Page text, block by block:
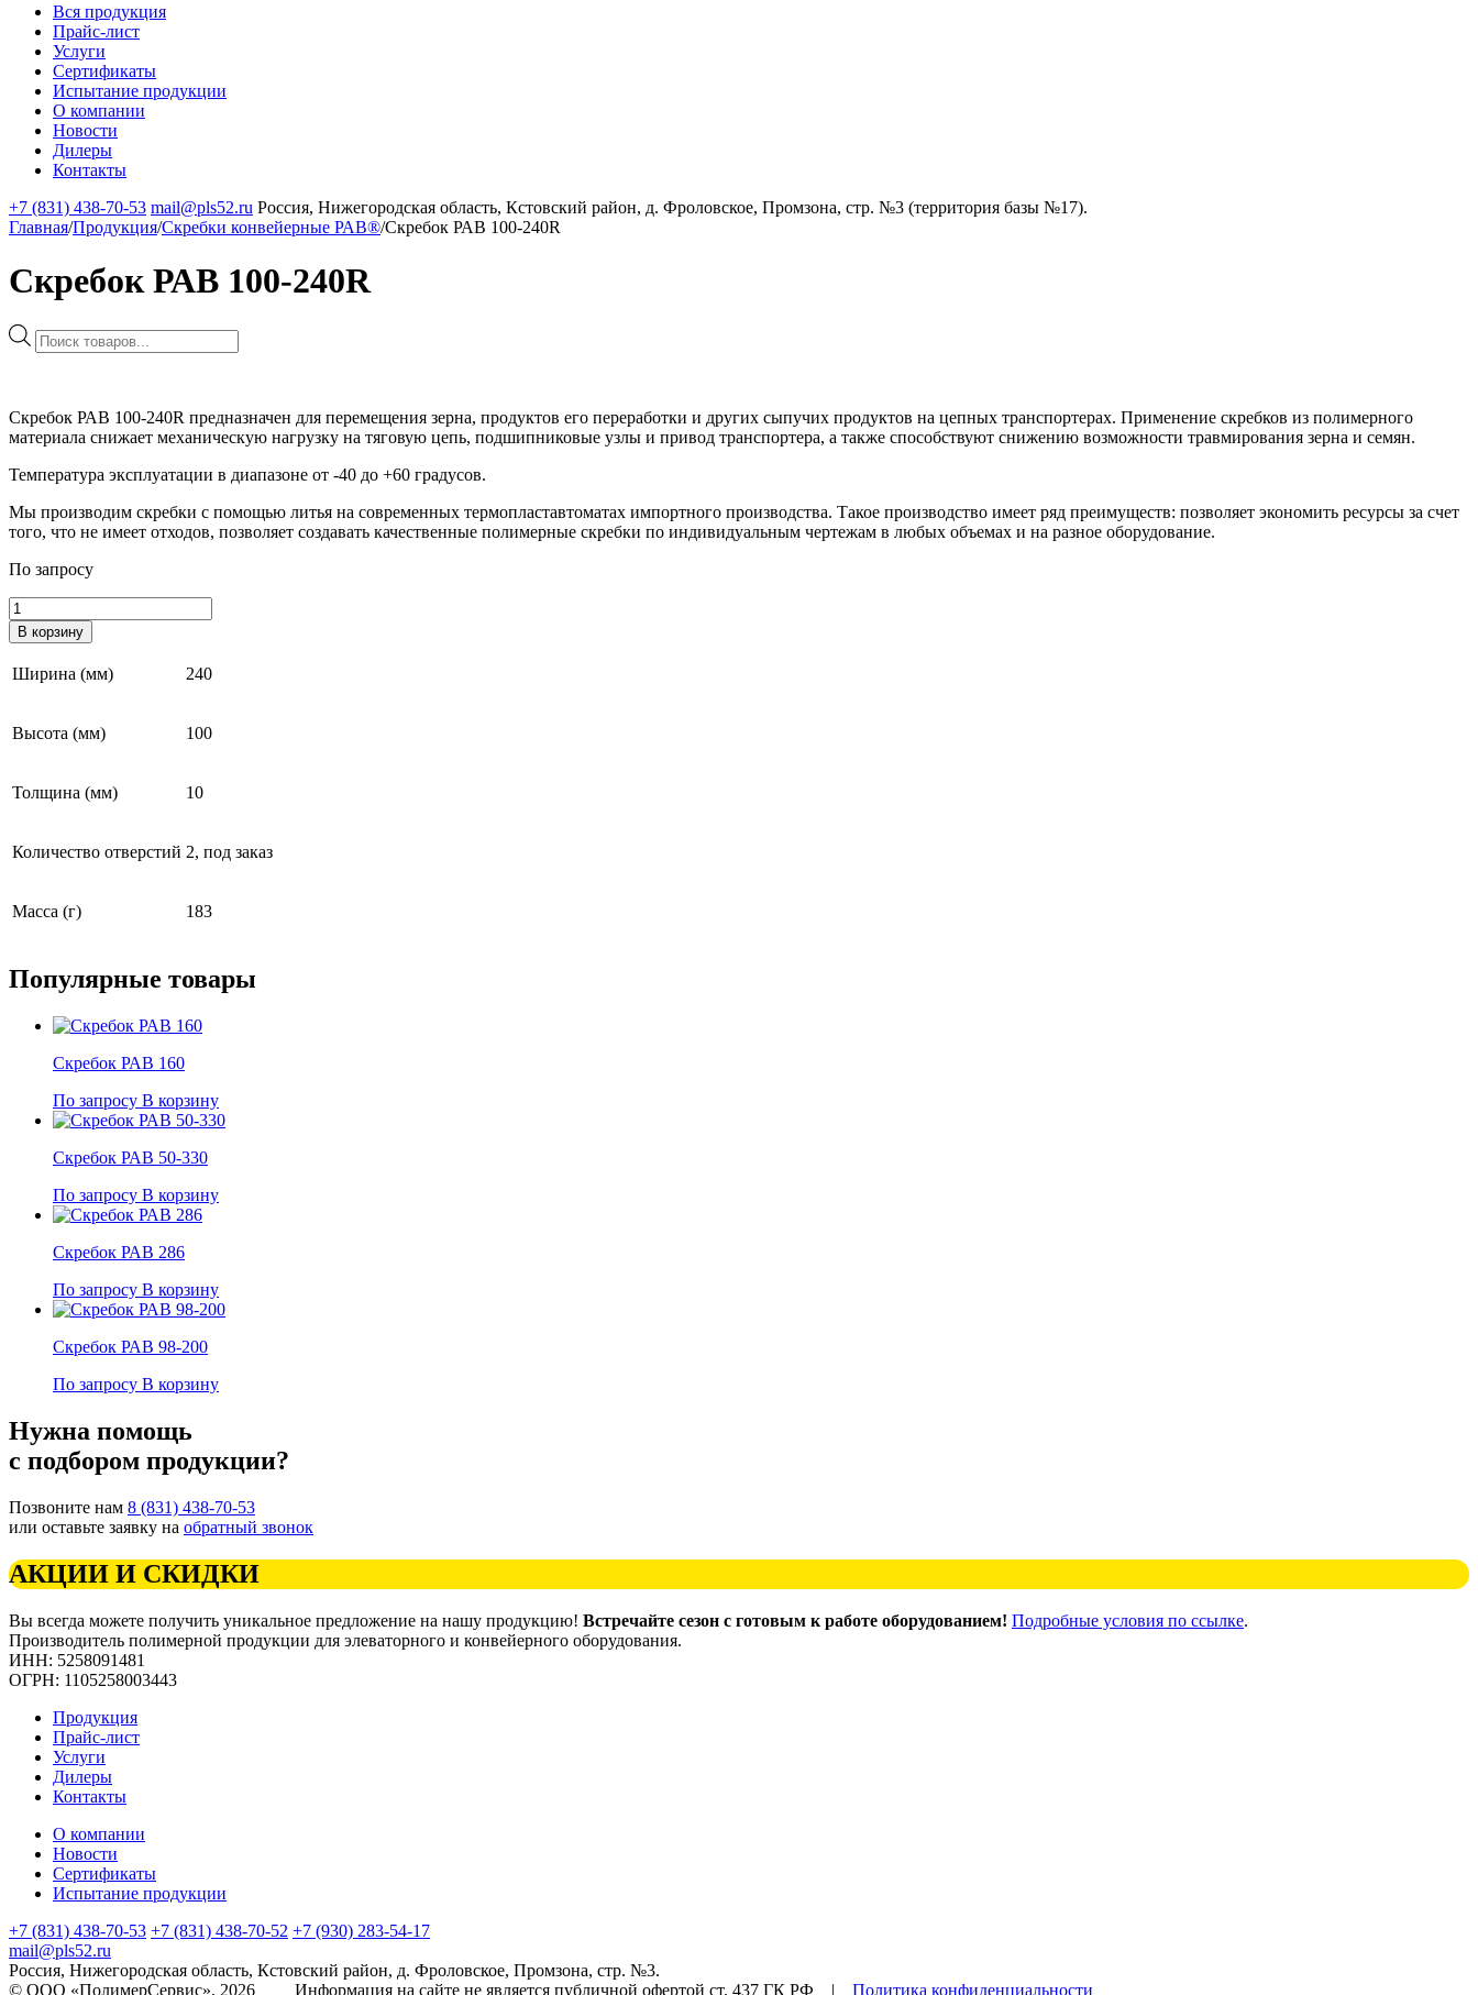
Вся продукция
Прайс-лист
Услуги
Сертификаты
Испытание продукции
О компании
Новости
Дилеры
Контакты
+7 (831) 438-70-53 mail@pls52.ru Россия, Нижегородская область, Кстовский район, д. Фроловское, Промзона, стр. №3 (территория базы №17).
Главная/Продукция/Скребки конвейерные РАВ®/Скребок РАВ 100-240R
Скребок РАВ 100-240R
Поиск
товаров
Скребок РАВ 100-240R предназначен для перемещения зерна, продуктов его переработки и других сыпучих продуктов на цепных транспортерах. Применение скребков из полимерного
материала снижает механическую нагрузку на тяговую цепь, подшипниковые узлы и привод транспортера, а также способствуют снижению возможности травмирования зерна и семян.
Температура эксплуатации в диапазоне от -40 до +60 градусов.
Мы производим скребки с помощью литья на современных термопластавтоматах импортного производства. Такое производство имеет ряд преимуществ: позволяет экономить ресурсы за счет
того, что не имеет отходов, позволяет создавать качественные полимерные скребки по индивидуальным чертежам в любых объемах и на разное оборудование.
По запросу
Количество
товара
Скребок
РАВ
100-
В корзину
Ширина (мм) 240
Высота (мм) 100
Толщина (мм) 10
Количество отверстий 2, под заказ
Масса (г) 183
Популярные товары
Скребок РАВ 160
По запросу В корзину
Скребок РАВ 50-330
По запросу В корзину
Скребок РАВ 286
По запросу В корзину
Скребок РАВ 98-200
По запросу В корзину
Нужна помощь
с подбором продукции?
Позвоните нам 8 (831) 438-70-53
или оставьте заявку на обратный звонок
АКЦИИ И СКИДКИ
Вы всегда можете получить уникальное предложение на нашу продукцию! Встречайте сезон с готовым к работе оборудованием! Подробные условия по ссылке.
Производитель полимерной продукции для элеваторного и конвейерного оборудования.
ИНН: 5258091481
ОГРН: 1105258003443
Продукция
Прайс-лист
Услуги
Дилеры
Контакты
О компании
Новости
Сертификаты
Испытание продукции
+7 (831) 438-70-53 +7 (831) 438-70-52 +7 (930) 283-54-17
mail@pls52.ru
Россия, Нижегородская область, Кстовский район, д. Фроловское, Промзона, стр. №3.
© ООО «ПолимерСервис», 2026 Информация на сайте не является публичной офертой ст. 437 ГК РФ | Политика конфиденциальности